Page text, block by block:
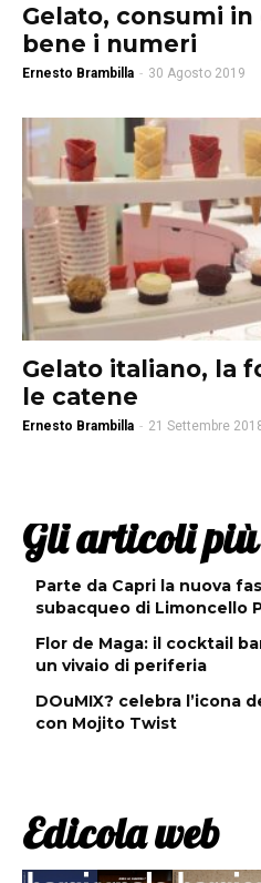
Gelato, consumi
bene i numeri
Ernesto Brambilla - 30 Agosto 2019
Gelato italiano, la
le catene
Ernesto Brambilla - 21 Settembre
Gli articoli
Parte da Capri la nuova
subacqueo di Limoncello
Flor de Maga: il cocktail
un vivaio di periferia
DOuMIX? celebra l’icona
con Mojito Twist
Edicola web